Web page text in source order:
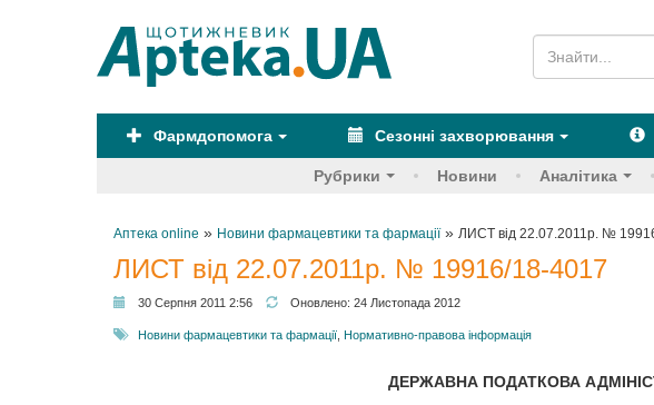
Фармдопомога Сезонні захворювання
Рубрики Новини Аналітика
Аптека online » Новини фармацевтики та фармації» ЛИСТ від 22.07.2011р. №
ЛИСТ від 22.07.2011р. № 19916/18-4017
30 Серпня 2011 2:56 Оновлено: 24 Листопада 2012
Новини фармацевтики та фармації Нормативно-правова інформація
ДЕРЖАВНА ПОДАТКОВА